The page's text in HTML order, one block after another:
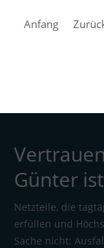
Anfang
Günter
Netzteile, die
erfüllen und
Sache nicht: